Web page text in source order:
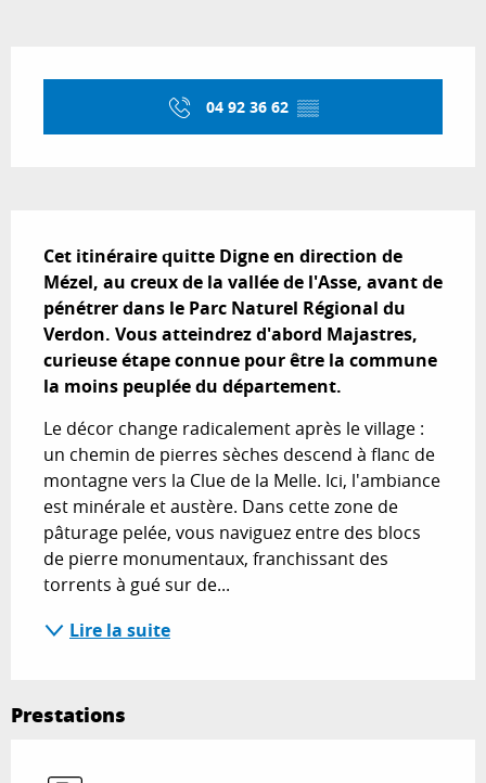
04 92 36 62 ▒▒
Cet itinéraire quitte Digne en direction de
Mézel, au creux de la vallée de l'Asse, avant de
pénétrer dans le Parc Naturel Régional du
Verdon. Vous atteindrez d'abord Majastres,
curieuse étape connue pour être la commune
la moins peuplée du département.
Le décor change radicalement après le village :
un chemin de pierres sèches descend à flanc de
montagne vers la Clue de la Melle. Ici, l'ambiance
est minérale et austère. Dans cette zone de
pâturage pelée, vous naviguez entre des blocs
de pierre monumentaux, franchissant des
torrents à gué sur de...
Lire la suite
Prestations